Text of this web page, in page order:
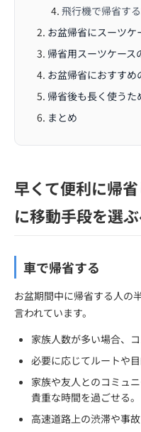
飛行機で帰省す
お盆帰省にスーツケ
帰省用スーツケース
お盆帰省におすす
帰省後も長く使うた
まとめ
早くて便利に帰
に移動手段を選
車で帰省する
お盆期間中に帰省する人の
言われています。
家族人数が多い場合、コ
必要に応じてルートや
家族や友人とのコミュ
貴重な時間を過ごせる。
高速道路上の渋滞や事